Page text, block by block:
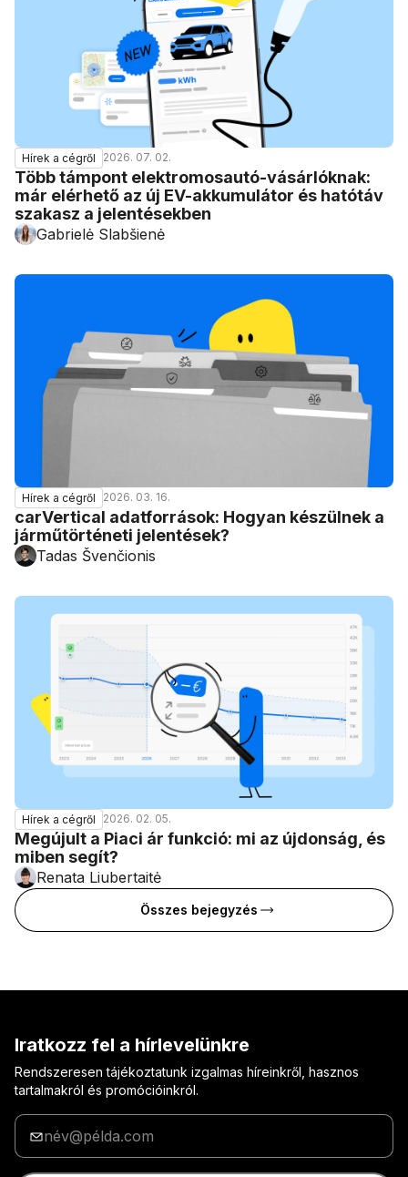
Hírek a cégről 2026. 07. 02.
Több támpont elektromosautó-vásárlóknak:
már elérhető az új EV-akkumulátor és hatótáv
szakasz a jelentésekben
Gabrielė Slabšienė
Hírek a cégről 2026. 03. 16.
carVertical adatforrások: Hogyan készülnek a
járműtörténeti jelentések?
Tadas Švenčionis
Hírek a cégről 2026. 02. 05.
Megújult a Piaci ár funkció: mi az újdonság, és
miben segít?
Renata Liubertaitė
Összes bejegyzés
Iratkozz fel a hírlevelünkre
Rendszeresen tájékoztatunk izgalmas híreinkről, hasznos
tartalmakról és promócióinkról.
Adja
meg
az